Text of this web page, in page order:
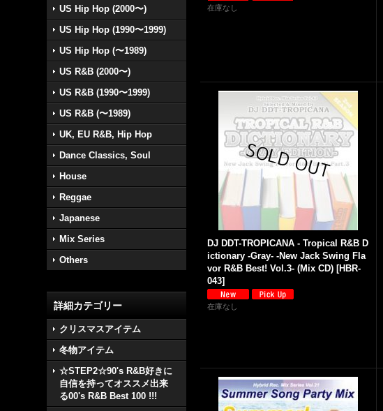
US Hip Hop (2000〜)
US Hip Hop (1990〜1999)
US Hip Hop (〜1989)
US R&B (2000〜)
US R&B (1990〜1999)
US R&B (〜1989)
UK, EU R&B, Hip Hop
Dance Classics, Soul
House
Reggae
Japanese
Mix Series
Others
詳細カテゴリー
クリスマスアイテム
冬物アイテム
☆STEP2☆90's R&B好きに
自信を持ってオススメ出来
る00's R&B Best 100 !!!
在庫なし
DJ DDT-TROPICANA - Tropical R&B D
ictionary -Gray- -New Jack Swing Fla
vor R&B Best! Vol.3- (Mix CD) [HBR-
043]
在庫なし